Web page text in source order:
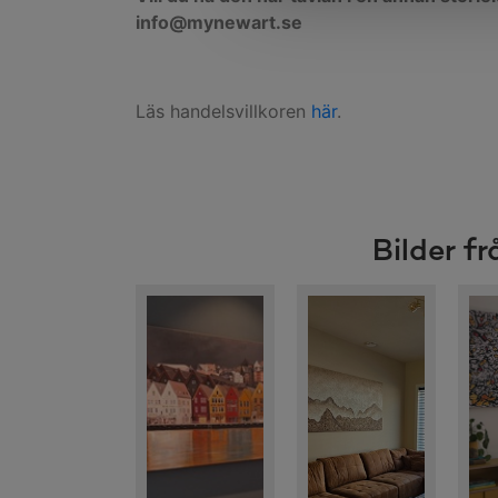
info@mynewart.se
Läs handelsvillkoren här.
Bilder